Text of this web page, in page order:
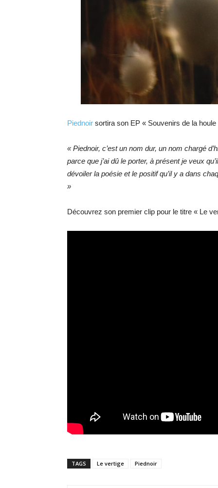
Piednoir sortira son EP « Souvenirs de la
« Piednoir, c’est un nom dur, un nom chargé
parce que j’ai dû le porter, à présent je veux
dévoiler la poésie et le positif qu’il y a dans
»
Découvrez son premier clip pour le titre « Le
TAGS Le vertige Piednoir